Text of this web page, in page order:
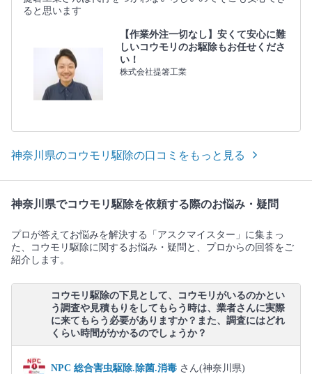
ると思います
【作業外注一切なし】安くて安心に難
しいコウモリのお駆除もお任せくださ
い！
株式会社提箸工業
神奈川県のコウモリ駆除の口コミをもっと見る
神奈川県でコウモリ駆除を依頼する際のお悩み・疑問
プロが答えてお悩みを解決する「アスクマイスター」に集まっ
た、コウモリ駆除に関するお悩み・疑問と、プロからの回答をご
紹介します。
コウモリ駆除の下見として、コウモリがいるのかとい
う調査や見積もりをしてもらう時は、業者さんに実際
に来てもらう必要がありますか？また、調査にはどれ
くらい時間がかかるのでしょうか？
NPC 総合害虫駆除.除菌.消毒 さん(神奈川県)